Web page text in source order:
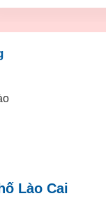
Lào Cai